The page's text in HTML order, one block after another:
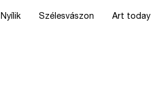
Nyílik Szélesvászon Art today